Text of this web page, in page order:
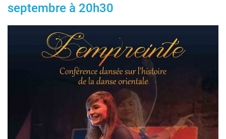
septembre à 20h30